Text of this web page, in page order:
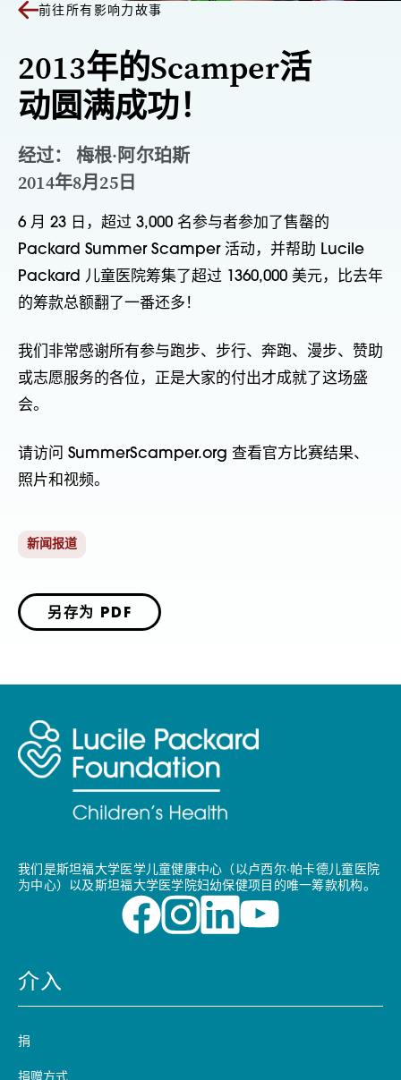
前往所有影响力故事
2013年的Scamper活
动圆满成功！
经过： 梅根·阿尔珀斯
2014年8月25日
6 月 23 日，超过 3,000 名参与者参加了售罄的
Packard Summer Scamper 活动，并帮助 Lucile
Packard 儿童医院筹集了超过 1360,000 美元，比去年
的筹款总额翻了一番还多！
我们非常感谢所有参与跑步、步行、奔跑、漫步、赞助
或志愿服务的各位，正是大家的付出才成就了这场盛
会。
请访问 SummerScamper.org 查看官方比赛结果、
照片和视频。
新闻报道
另存为 PDF
我们是斯坦福大学医学儿童健康中心（以卢西尔·帕卡德儿童医院
为中心）以及斯坦福大学医学院妇幼保健项目的唯一筹款机构。
介入
捐